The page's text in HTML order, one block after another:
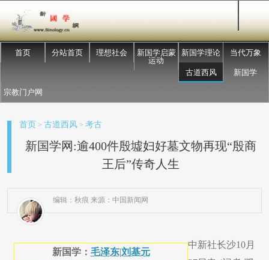
首页 分站首页 理想社会
新国学启蒙
运动
新国学理论 当代万象
古道西风 新国学
宗教门户网
首页 > 古道西风 > 考古
新国学网:逾400件殷墟妇好墓文物再现“殷商
王后”传奇人生
编辑：秋痕 来源：中国新闻网
新国学： 毛泽东|刘基元
中新社长沙10月